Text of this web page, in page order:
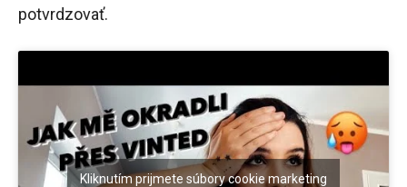
potvrdzovať.
Kliknutím prijmete súbory cookie marketing